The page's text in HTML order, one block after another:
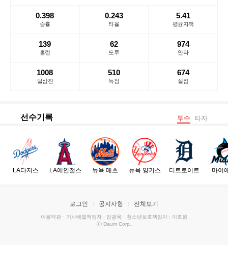
승률
0.398
타율
0.243
평균자책
5.41
홈런
139
도루
62
안타
974
탈삼진
1008
득점
510
실점
674
선수기록 투수 타자
LA다저스 LA에인절스 뉴욕 메츠 뉴욕 양키스 디트로이트 마이
로그인 공지사항 전체보기
이용약관 · 기사배열책임자 : 임광욱 · 청소년보호책임자 : 이호원
ⓒ Daum Corp.